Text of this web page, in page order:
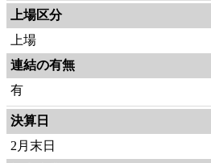
上場区分
上場
連結の有無
有
決算日
2月末日